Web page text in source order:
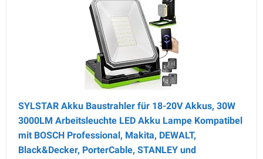
SYLSTAR Akku Baustrahler für 18-20V Akkus, 30W
3000LM Arbeitsleuchte LED Akku Lampe Kompatibel
mit BOSCH Professional, Makita, DEWALT,
Black&Decker, PorterCable, STANLEY und